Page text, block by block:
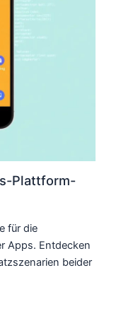
Plattform-
für die
Apps. Entdecken
beider